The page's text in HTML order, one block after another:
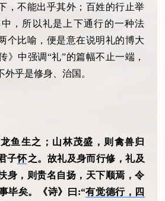
，不能出乎其外；百姓的行止举
，所以礼是上下通行的一种法
个比喻，便是意在说明礼的博大
》中强调“礼”的篇幅不止一端，
乎是修身、治国。
鱼生之；山林茂盛，则禽兽归
子怀之。故礼及身而行修，礼及
身，则贵名自扬，天下顺焉，令
毕矣。《诗》曰:“有觉德行，四